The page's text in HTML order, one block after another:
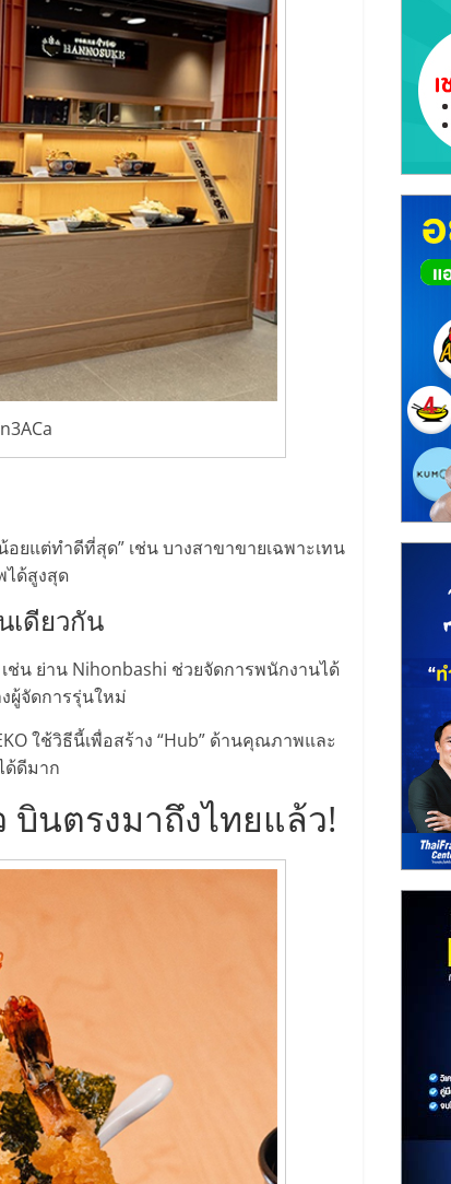
อยแต่ทำดีที่สุด” เช่น บางสาขาขายเฉพาะเทน
ได้สูงสุด
เดียวกัน
ช่น ย่าน Nihonbashi ช่วยจัดการพนักงานได้
ผู้จัดการรุ่นใหม่
ใช้วิธีนี้เพื่อสร้าง “Hub” ด้านคุณภาพและ
ด้ดีมาก
บินตรงมาถึงไทยแล้ว!